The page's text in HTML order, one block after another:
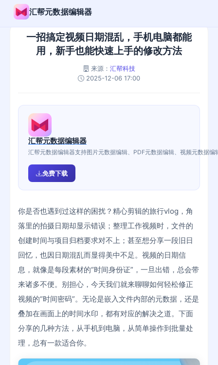
汇帮元数据编辑器
一招搞定视频日期混乱，手机电脑都能
用，新手也能快速上手的修改方法
来源： 汇帮科技
2025-12-06 17:00
汇帮元数据编辑器
汇帮元数据编辑器支持图片元数据编辑、PDF元数据编辑、视频元数据
免费下载
你是否也遇到过这样的困扰？精心剪辑的旅行vlog，角
落里的拍摄日期却显示错误；整理工作视频时，文件的
创建时间与项目归档要求对不上；甚至想分享一段旧日
回忆，也因日期混乱而显得美中不足。视频的日期信
息，就像是每段素材的“时间身份证”，一旦出错，总会带
来诸多不便。别担心，今天我们就来聊聊如何轻松修正
视频的“时间密码”。无论是嵌入文件内部的元数据，还是
叠加在画面上的时间水印，都有对应的解决之道。下面
分享的几种方法，从手机到电脑，从简单操作到批量处
理，总有一款适合你。